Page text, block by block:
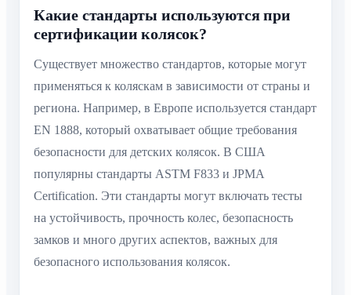
Какие стандарты используются при
сертификации колясок?
Существует множество стандартов, которые могут
применяться к коляскам в зависимости от страны и
региона. Например, в Европе используется стандарт
EN 1888, который охватывает общие требования
безопасности для детских колясок. В США
популярны стандарты ASTM F833 и JPMA
Certification. Эти стандарты могут включать тесты
на устойчивость, прочность колес, безопасность
замков и много других аспектов, важных для
безопасного использования колясок.